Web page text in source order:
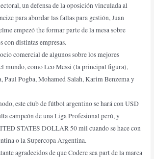
un defensa de la oposición vinculada al
para abordar las fallas para gestión, Juan
empezó the formar parte de la mesa sobre
con distintas empresas.
comercial de algunos sobre los mejores
mundo, como Leo Messi (la principal figura),
Paul Pogba, Mohamed Salah, Karim Benzema y
este club de fútbol argentino se hará con USD
campeón de una Liga Profesional perú, y
STATES DOLLAR 50 mil cuando se hace con
o la Supercopa Argentina.
agradecidos de que Codere sea part de la marca